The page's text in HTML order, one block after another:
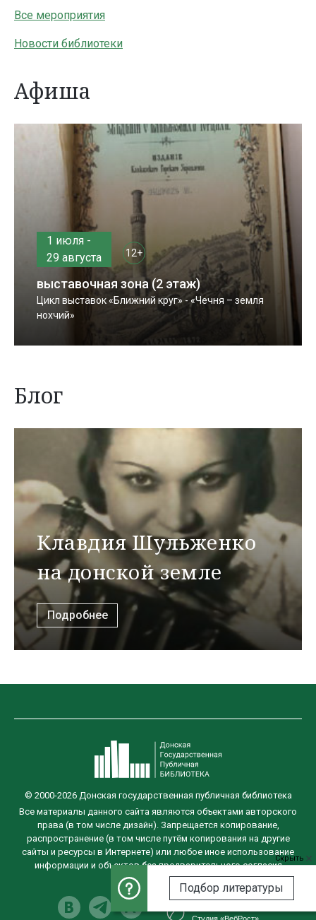
Все мероприятия
Новости библиотеки
Афиша
1 июля -
29 августа
12+
выставочная зона (2 этаж)
Цикл выставок «Ближний круг» - «Чечня – земля
нохчий»
Блог
Клавдия Шульженко
на донской земле
Подробнее
Скрыть
Подбор литературы
© 2000-2026 Донская государственная публичная библиотека
Все материалы данного сайта являются объектами авторского
права (в том числе дизайн). Запрещается копирование,
распространение (в том числе путём копирования на другие
сайты и ресурсы в Интернете) или любое иное использование
информации и объектов без предварительного согласия
правообладателя.